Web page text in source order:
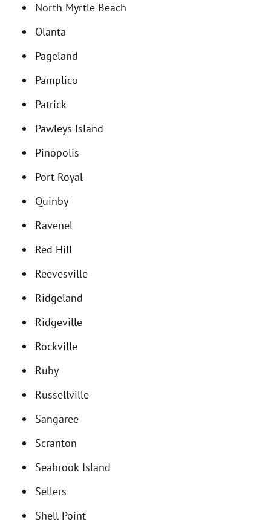
North Myrtle Beach
Olanta
Pageland
Pamplico
Patrick
Pawleys Island
Pinopolis
Port Royal
Quinby
Ravenel
Red Hill
Reevesville
Ridgeland
Ridgeville
Rockville
Ruby
Russellville
Sangaree
Scranton
Seabrook Island
Sellers
Shell Point